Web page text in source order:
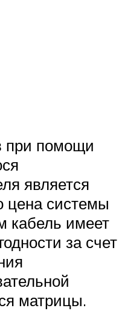
при помощи
является
цена системы
кабель имеет
за счет
матрицы.